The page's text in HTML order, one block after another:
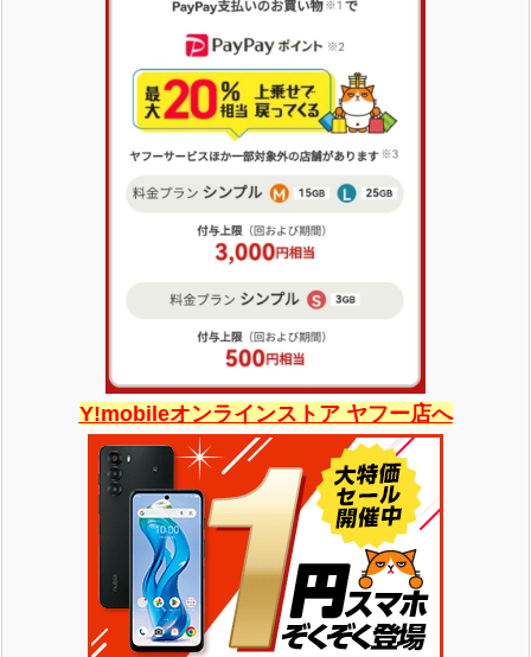
Y!mobileオンラインストア ヤフー店へ